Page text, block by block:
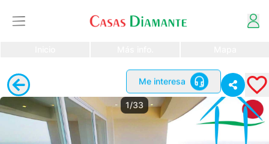
Me interesa
1/33